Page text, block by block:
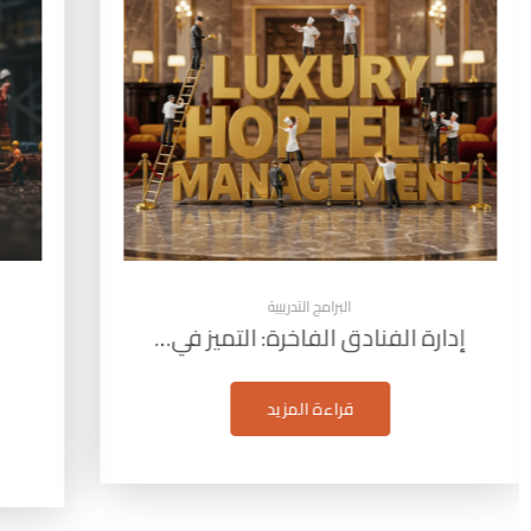
البرامج التدريبية
إدارة مشاريع البترول: التخطيط
والتنفيذ…
قراءة المزيد